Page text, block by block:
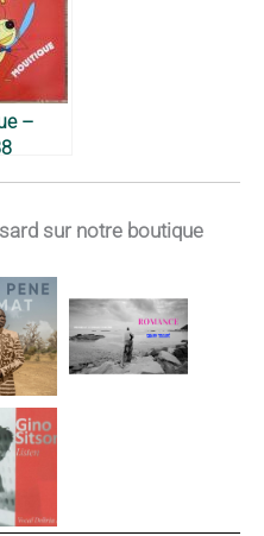
–
sur notre boutique